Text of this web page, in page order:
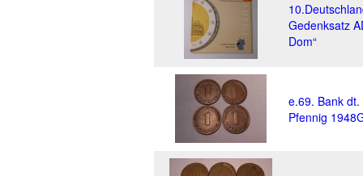
Gedenksatz
Dom“
e.69. Bank
Pfennig